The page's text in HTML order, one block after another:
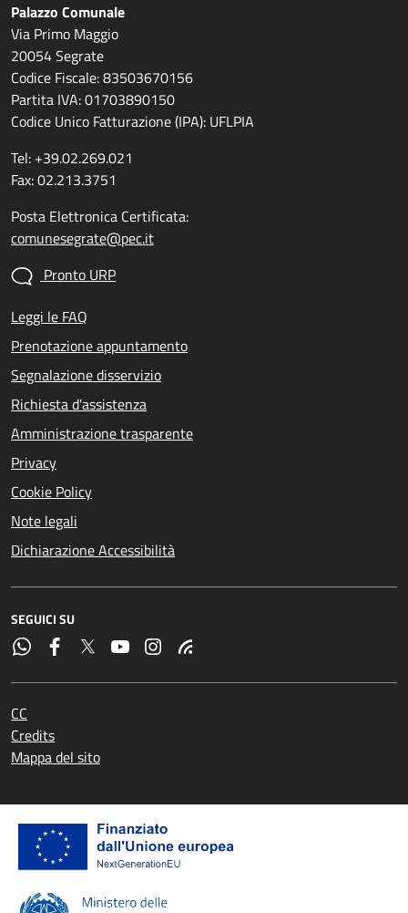
Palazzo Comunale
Via Primo Maggio
20054 Segrate
Codice Fiscale: 83503670156
Partita IVA: 01703890150
Codice Unico Fatturazione (IPA): UFLPIA
Tel: +39.02.269.021
Fax: 02.213.3751
Posta Elettronica Certificata:
comunesegrate@pec.it
Pronto URP
Leggi le FAQ
Prenotazione appuntamento
Segnalazione disservizio
Richiesta d'assistenza
Amministrazione trasparente
Privacy
Cookie Policy
Note legali
Dichiarazione Accessibilità
SEGUICI SU
CC
Credits
Mappa del sito